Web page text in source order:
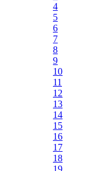
4
5
6
7
8
9
10
11
12
13
14
15
16
17
18
19